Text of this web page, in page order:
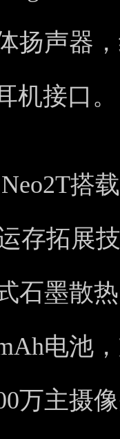
扬声器
机接口。
搭
存拓展
石墨散
电池
万主摄